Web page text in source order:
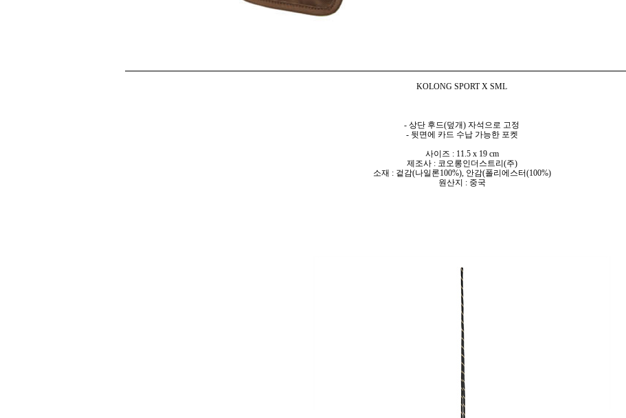
KOLONG SPORT X SML
- 상단 후드(덮개) 자석으로 고정
- 뒷면에 카드 수납 가능한 포켓
사이즈 : 11.5 x 19 cm
제조사 : 코오롱인더스트리(주)
소재 : 겉감(나일론100%), 안감(폴리에스터(100%)
원산지 : 중국